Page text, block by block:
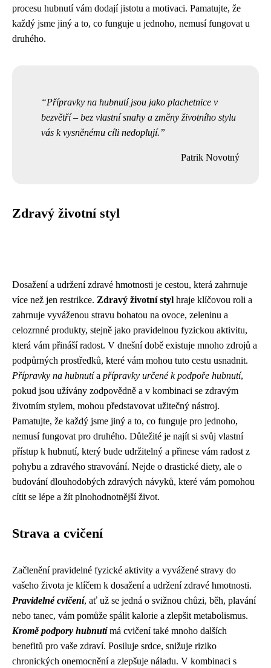
procesu hubnutí vám dodají jistotu a motivaci. Pamatujte, že
každý jsme jiný a to, co funguje u jednoho, nemusí fungovat u
druhého.
Přípravky na hubnutí jsou jako plachetnice v
bezvětří – bez vlastní snahy a změny životního stylu
vás k vysněnému cíli nedoplují.
Patrik Novotný
Zdravý životní styl
Dosažení a udržení zdravé hmotnosti je cestou, která zahrnuje
více než jen restrikce. Zdravý životní styl hraje klíčovou roli a
zahrnuje vyváženou stravu bohatou na ovoce, zeleninu a
celozrnné produkty, stejně jako pravidelnou fyzickou aktivitu,
která vám přináší radost. V dnešní době existuje mnoho zdrojů a
podpůrných prostředků, které vám mohou tuto cestu usnadnit.
Přípravky na hubnutía přípravky určené k podpoře hubnutí,
pokud jsou užívány zodpovědně a v kombinaci se zdravým
životním stylem, mohou představovat užitečný nástroj.
Pamatujte, že každý jsme jiný a to, co funguje pro jednoho,
nemusí fungovat pro druhého. Důležité je najít si svůj vlastní
přístup k hubnutí, který bude udržitelný a přinese vám radost z
pohybu a zdravého stravování. Nejde o drastické diety, ale o
budování dlouhodobých zdravých návyků, které vám pomohou
cítit se lépe a žít plnohodnotnější život.
Strava a cvičení
Začlenění pravidelné fyzické aktivity a vyvážené stravy do
vašeho života je klíčem k dosažení a udržení zdravé hmotnosti.
Pravidelné cvičení, ať už se jedná o svižnou chůzi, běh, plavání
nebo tanec, vám pomůže spálit kalorie a zlepšit metabolismus.
Kromě podpory hubnutímá cvičení také mnoho dalších
benefitů pro vaše zdraví. Posiluje srdce, snižuje riziko
chronických onemocnění a zlepšuje náladu. V kombinaci s